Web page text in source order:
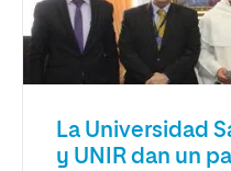
La Universidad
y UNIR dan un